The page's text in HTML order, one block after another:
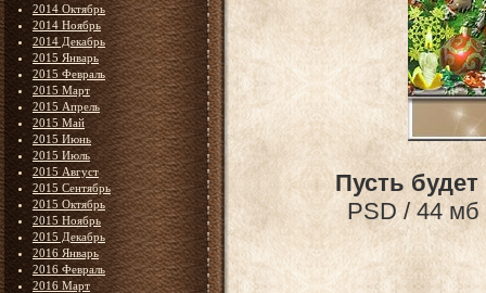
2014 Октябрь
2014 Ноябрь
2014 Декабрь
2015 Январь
2015 Февраль
2015 Март
2015 Апрель
2015 Май
2015 Июнь
2015 Июль
2015 Август
2015 Сентябрь
2015 Октябрь
2015 Ноябрь
2015 Декабрь
2016 Январь
2016 Февраль
2016 Март
Пусть
PSD / 44 мб